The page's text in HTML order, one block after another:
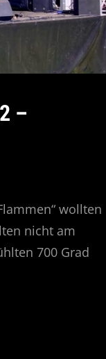
–
wollten
nicht am
700 Grad